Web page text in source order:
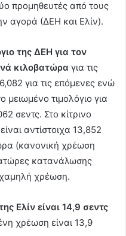
προμηθευτές από τους
αγορά (ΔΕΗ και Ελίν).
της ΔΕΗ για τον
κιλοβατώρα για τις
για τις επόμενες ενώ
μειωμένο τιμολόγιο για
σεντς. Στο κίτρινο
αντίστοιχα 13,852
(κανονική χρέωση
κατανάλωσης
χαμηλή χρέωση.
Ελίν είναι 14,9 σεντς
χρέωση είναι 13,9